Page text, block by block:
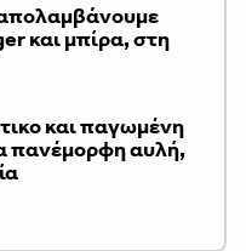
και μπίρα, στη
και παγωμένη
πανέμορφη αυλή,